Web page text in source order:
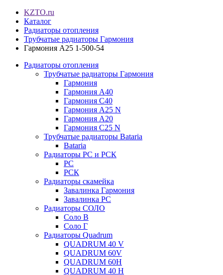
KZTO.ru
Каталог
Радиаторы отопления
Трубчатые радиаторы Гармония
Гармония А25 1-500-54
Радиаторы отопления
Трубчатые радиаторы Гармония
Гармония
Гармония А40
Гармония С40
Гармония А25 N
Гармония А20
Гармония С25 N
Трубчатые радиаторы Bataria
Bataria
Радиаторы РС и РСК
РС
РСК
Радиаторы скамейка
Завалинка Гармония
Завалинка РС
Радиаторы СОЛО
Соло В
Соло Г
Радиаторы Quadrum
QUADRUM 40 V
QUADRUM 60V
QUADRUM 60H
QUADRUM 40 H